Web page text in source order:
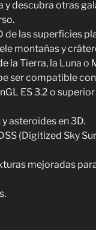
y descubra otras
de las superficies
montañas y
la Tierra, la Luna o
ser compatible
ES 3.2 o
asteroides en 3D.
(Digitized Sky
mejoradas